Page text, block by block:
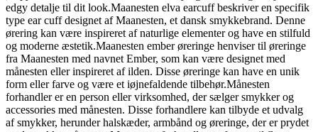
edgy detalje til dit look.Maanesten elva earcuff beskriver en specifik
type ear cuff designet af Maanesten, et dansk smykkebrand. Denne
ørering kan være inspireret af naturlige elementer og have en stilfuld
og moderne æstetik.Maanesten ember øreringe henviser til øreringe
fra Maanesten med navnet Ember, som kan være designet med
månesten eller inspireret af ilden. Disse øreringe kan have en unik
form eller farve og være et iøjnefaldende tilbehør.Månesten
forhandler er en person eller virksomhed, der sælger smykker og
accessories med månesten. Disse forhandlere kan tilbyde et udvalg
af smykker, herunder halskæder, armbånd og øreringe, der er prydet